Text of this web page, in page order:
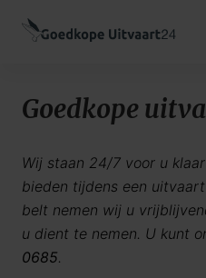
Goedkope
Wij staan 24/7 voor u
bieden tijdens een
belt nemen wij u
u dient te nemen. U kunt
0685.